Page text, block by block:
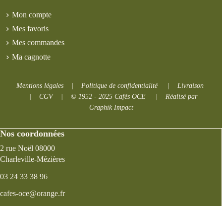
Mon compte
Mes favoris
Mes commandes
Ma cagnotte
Mentions légales Politique de confidentialité| Livraison
CGV| © 1952 - 2025 Cafés OCE| Réalisé par
Graphik Impact
Nos coordonnées
2 rue Noël 08000
Charleville-Mézières
03 24 33 38 96
cafes-oce@orange.fr